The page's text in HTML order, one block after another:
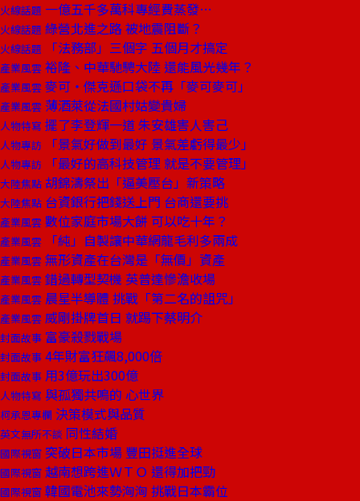
火線話題 一億五千多萬科專經費蒸發…
火線話題 綠營北進之路 被地震阻斷？
火線話題 「法務部」三個字 五個月才搞定
產業風雲 裕隆、中華馳騁大陸 還能風光幾年？
產業風雲 麥可‧傑克遜口袋不再「麥可麥可」
產業風雲 薄酒萊從法國村姑變貴婦
人物特寫 擺了李登輝一道 朱安雄害人害己
人物專訪 「景氣好做到最好 景氣差虧得最少」
人物專訪 「最好的高科技管理 就是不要管理」
大陸焦點 胡錦濤祭出「逼美壓台」新策略
大陸焦點 台資銀行把錢送上門 台商還要挑
產業風雲 數位家庭市場大餅 可以吃十年？
產業風雲 「純」自製讓中華網龍毛利多兩成
產業風雲 無形資產在台灣是「無價」資產
產業風雲 錯過轉型契機 英普達慘澹收場
產業風雲 晨星半導體 挑戰「第二名的詛咒」
產業風雲 威剛掛牌首日 就踢下蔡明介
封面故事 富豪殺戮戰場
封面故事 4年財富狂飆8,000倍
封面故事 用3億玩出300億
人物特寫 與孤獨共鳴的 心世界
柯承恩專欄 決策模式與品質
英文無所不談 同性結婚
國際視窗 突破日本市場 豐田挺進全球
國際視窗 越南想跨進ＷＴＯ 還得加把勁
國際視窗 韓國電池來勢洶洶 挑戰日本霸位